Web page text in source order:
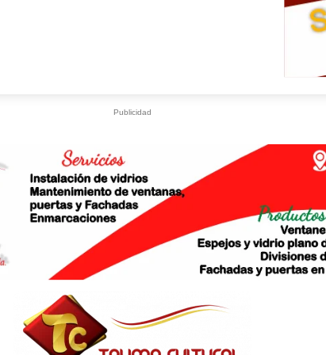
Publicidad